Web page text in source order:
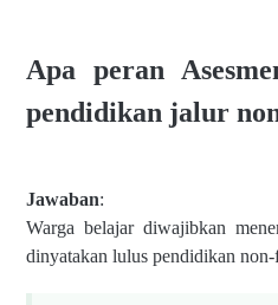
Apa peran
pendidikan jalur
Jawaban:
Warga belajar diwajibkan
dinyatakan lulus pendidikan